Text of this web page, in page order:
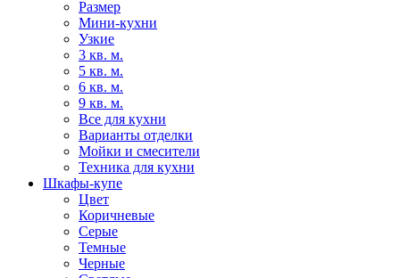
Размер
Мини-кухни
Узкие
3 кв. м.
5 кв. м.
6 кв. м.
9 кв. м.
Все для кухни
Варианты отделки
Мойки и смесители
Техника для кухни
Шкафы-купе
Цвет
Коричневые
Серые
Темные
Черные